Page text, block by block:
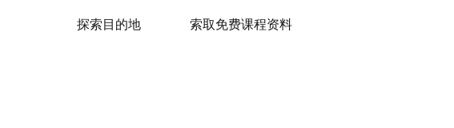
探索目的地 索取免费课程资料